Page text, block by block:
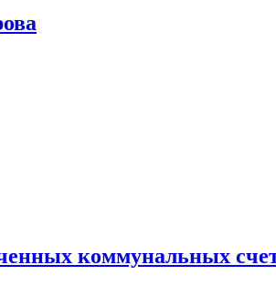
коммунальных